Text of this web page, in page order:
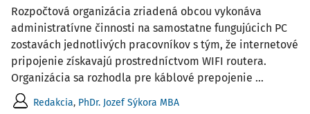
Rozpočtová organizácia zriadená obcou vykonáva
administratívne činnosti na samostatne fungujúcich PC
zostavách jednotlivých pracovníkov s tým, že internetové
pripojenie získavajú prostredníctvom WIFI routera.
Organizácia sa rozhodla pre káblové prepojenie ...
Redakcia, PhDr. Jozef Sýkora MBA